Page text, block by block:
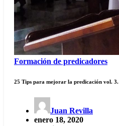
Formación de predicadores
25 Tips para mejorar la predicación vol. 3.
Juan Revilla
enero 18, 2020